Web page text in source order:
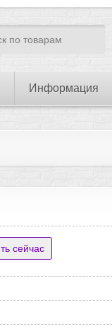
Информация